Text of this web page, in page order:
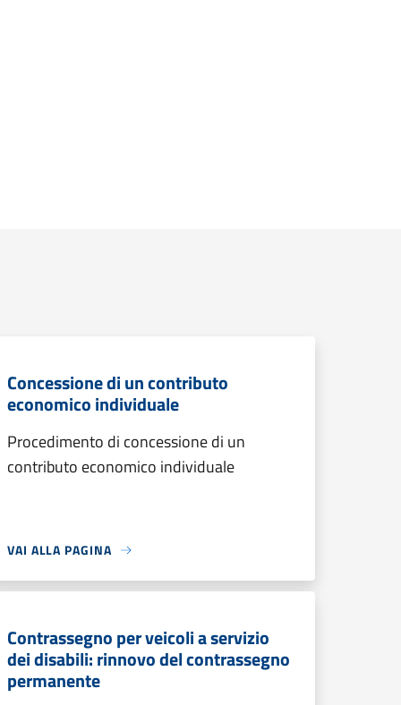
Concessione di un contributo
economico individuale
Procedimento di concessione di un
contributo economico individuale
VAI ALLA PAGINA
Contrassegno per veicoli a servizio
dei disabili: rinnovo del contrassegno
permanente